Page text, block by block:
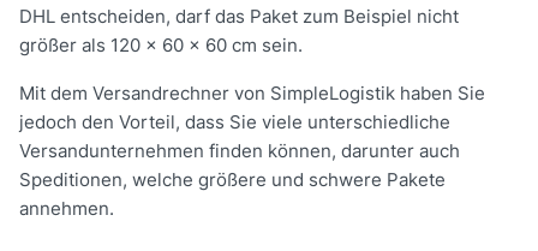
DHL entscheiden, darf das Paket zum Beispiel nicht
größer als 120 x 60 x 60 cm sein.
Mit dem Versandrechner von SimpleLogistik haben Sie
jedoch den Vorteil, dass Sie viele unterschiedliche
Versandunternehmen finden können, darunter auch
Speditionen, welche größere und schwere Pakete
annehmen.